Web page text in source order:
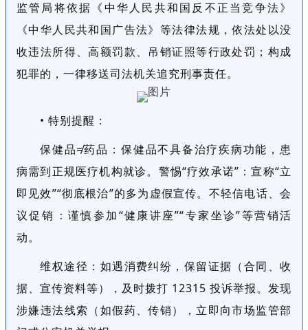
监管局将依据《中华人民共和国反不正当竞争法》
《中华人民共和国广告法》等法律法规，依法处以没
收违法所得、高额罚款、吊销证照等行政处罚；构成
犯罪的，一律移送司法机关追究刑事责任。
• 特别提醒：
保健品≠药品‌：保健品不具备治疗疾病功能，患
病需到正规医疗机构就诊。‌警惕“疗效承诺”‌：宣称“立
即见效”“彻底根治”的多为虚假宣传。‌不轻信电话、会
议促销‌：谨慎参加“健康讲座”“专家坐诊”等营销活
动。
‌维权途径：‌如遇消费纠纷，保留证据（合同、收
据、宣传资料等），及时拨打 ‌12315‌ 投诉举报。发现
涉嫌违法线索（如假药、传销），立即向市场监管部